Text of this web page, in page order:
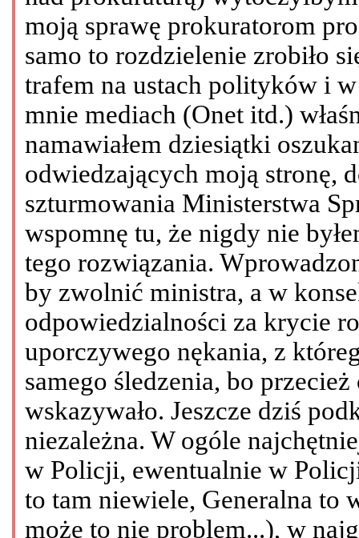
moją sprawę prokuratorom
samo to rozdzielenie zrobiło
trafem na ustach polityków i
mnie mediach (Onet itd.)
namawiałem dziesiątki
odwiedzających moją stronę,
szturmowania Ministerstwa
wspomnę tu, że nigdy nie
tego rozwiązania.
by zwolnić ministra, a w
odpowiedzialności za krycie
uporczywego nękania, z
samego śledzenia, bo
wskazywało. Jeszcze dziś
niezależna. W ogóle
w Policji, ewentualnie w
to tam niewiele, Generalna to
może to nie problem...), w